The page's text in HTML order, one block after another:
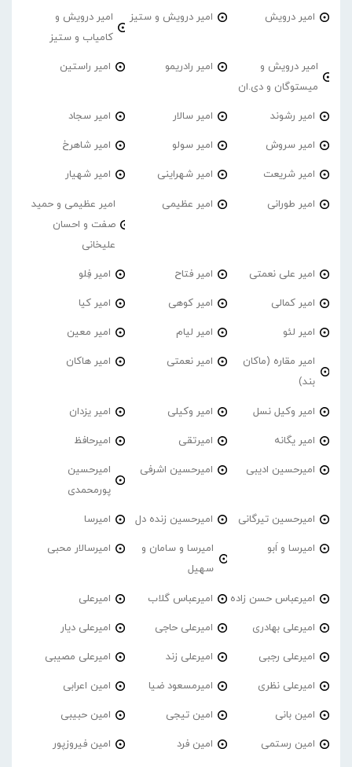
امیر درویش امیر درویش و ستیز
امیر درویش و
کامیاب و ستیز
امیر درویش و
میستوگان و دی.ان
امیر رادریمو امیر راستین
امیر رشوند امیر سالار امیر سجاد
امیر سروش امیر سولو امیر شاهرخ
امیر شریعت امیر شهراینی امیر شهیار
امیر طورانی امیر عظیمی
امیر عظیمی و حمید
صفت و احسان
علیخانی
امیر علی نعمتی امیر فتاح امیر فِلو
امیر کمالی امیر کوهی امیر کیا
امیر لئو امیر لیام امیر معین
امیر مقاره (ماکان
بند)
امیر نعمتی امیر هاکان
امیر وکیل نسل امیر وکیلی امیر یزدان
امیر یگانه امیرتقی امیرحافظ
امیرحسین ادیبی امیرحسین اشرفی
امیرحسین
پورمحمدی
امیرحسین تیرگانی امیرحسین زنده دل امیرسا
امیرسا و اَبو
امیرسا و سامان و
سهیل
امیرسالار محبی
امیرعباس حسن زاده امیرعباس گلاب امیرعلی
امیرعلی بهادری امیرعلی حاجی امیرعلی دیار
امیرعلی رجبی امیرعلی زند امیرعلی مصیبی
امیرعلی نظری امیرمسعود ضیا امین اعرابی
امین بانی امین تیجی امین حبیبی
امین رستمی امین فرد امین فیروزپور